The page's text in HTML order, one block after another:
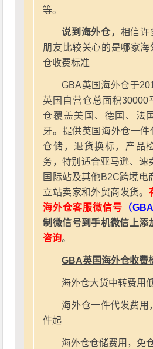
等。
说到海外仓， 相信许
朋友比较关心的是哪家
仓收费标准
GBA英国海外仓于
英国自营仓总面积30000
仓覆盖美国、德国、法
牙。提供英国海外仓一
仓储，退货换标，产品
务，特别适合亚马逊、速
国际站及其他B2C跨境电
立站卖家和外贸商发货。
海外仓客服微信号 （
制微信号到手机微信上添
咨询。
GBA英国海外仓收费
海外仓大货中转费用
海外仓一件代发费用
件起
海外仓仓储费用，免